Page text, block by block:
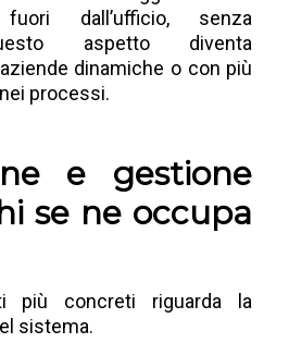
dall’ufficio, senza
aspetto diventa
dinamiche o con più
processi.
e gestione
se ne occupa
più concreti riguarda la
sistema.